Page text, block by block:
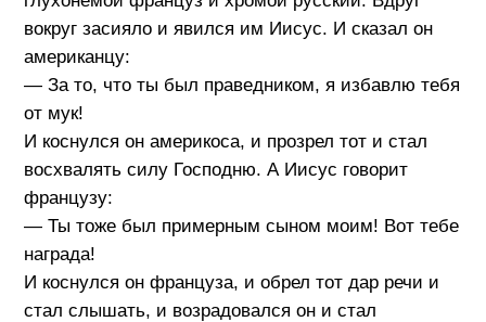
вокруг засияло и явился им Иисус. И сказал он
американцу:
— За то, что ты был праведником, я избавлю тебя
от мук!
И коснулся он америкоса, и прозрел тот и стал
восхвалять силу Господню. А Иисус говорит
французу:
— Ты тоже был примерным сыном моим! Вот тебе
награда!
И коснулся он француза, и обрел тот дар речи и
стал слышать, и возрадовался он и стал